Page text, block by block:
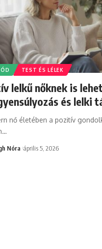
TEST ÉS LÉLEK
lelkű nőknek is
és lelki
nő életében a pozitív
…
Nóra április 5, 2026